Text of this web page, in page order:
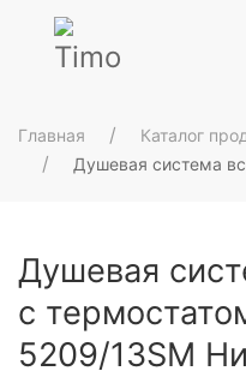
Главная Каталог
Душевая система
Душевая
с
5209/13SM